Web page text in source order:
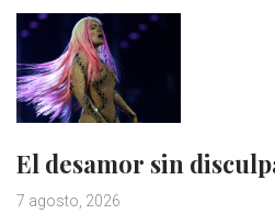
El desamor sin
7 agosto, 2026